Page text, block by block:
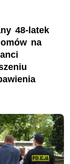
48-latek
na